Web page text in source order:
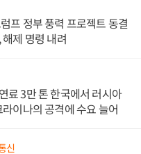
프 정부 풍력 프로젝트 동결
제 명령 내려
료 3만 톤 한국에서 러시아
이나의 공격에 수요 늘어
신